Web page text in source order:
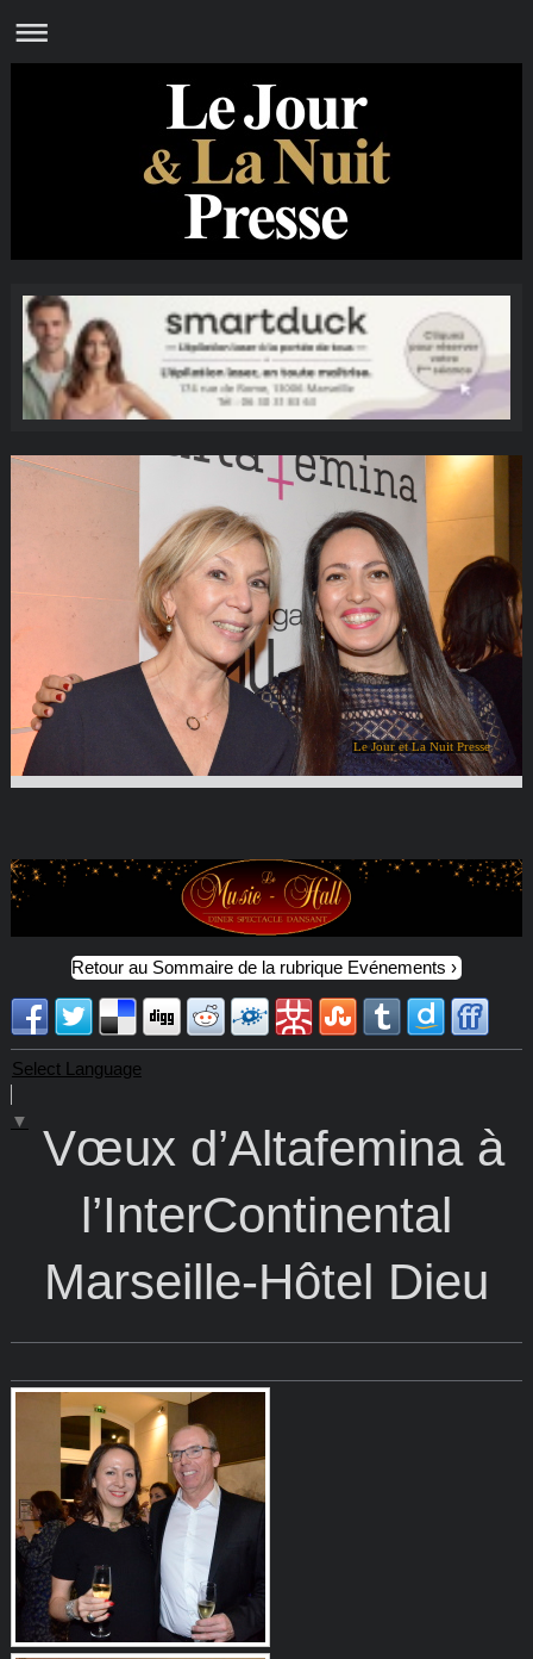
Le Jour et La Nuit Presse
Retour au Sommaire de la rubrique Evénements
Select Language
▼Vœux d’Altafemina à
l’InterContinental
Marseille-Hôtel Dieu